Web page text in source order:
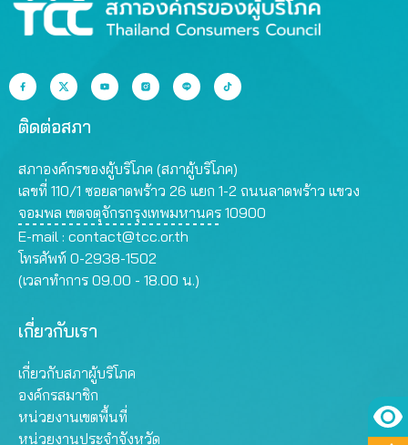
ติดต่อสภา
สภาองค์กรของผู้บริโภค (สภาผู้บริโภค)
เลขที่ 110/1 ซอยลาดพร้าว 26 แยก 1-2 ถนนลาดพร้าว แขวง
จอมพล เขตจตุจักรกรุงเทพมหานคร 10900
E-mail : contact@tcc.or.th
โทรศัพท์ 0-2938-1502
(เวลาทำการ 09.00 - 18.00 น.)
เกี่ยวกับเรา
เกี่ยวกับสภาผู้บริโภค
องค์กรสมาชิก
หน่วยงานเขตพื้นที่
หน่วยงานประจำจังหวัด